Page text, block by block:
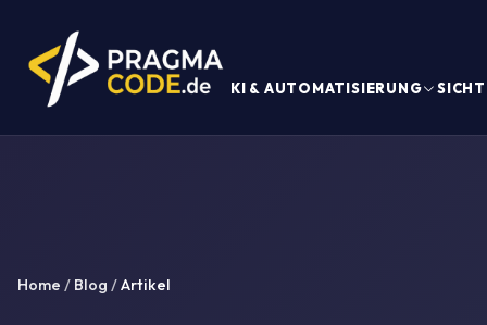
KI & AUTOMATISIERUNG
Home / Blog /Artikel